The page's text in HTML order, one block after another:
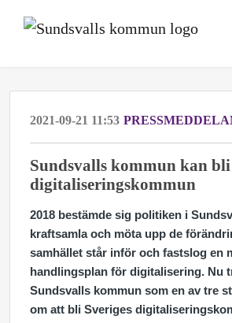
2021-09-21 11:53
Sundsvalls kommun kan bli
digitaliseringskommun
2018 bestämde sig politiken i
kraftsamla och möta upp de
samhället står inför och fastslog en
handlingsplan för digitalisering. Nu
Sundsvalls kommun som en av tre
om att bli Sveriges